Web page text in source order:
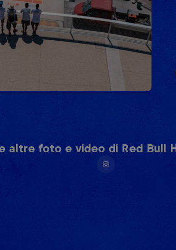
altre foto e video di Red Bull